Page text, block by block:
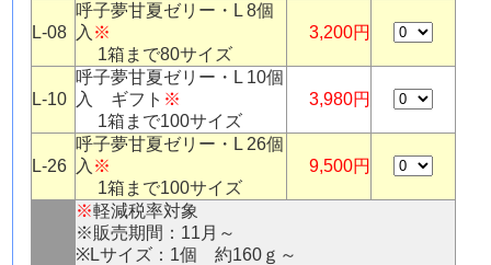
L-08
呼子夢甘夏ゼリー・L 8個
入 ※
1箱まで80サイズ
3,200円
L-10
呼子夢甘夏ゼリー・L 10個
入 ギフト ※
1箱まで100サイズ
3,980円
L-26
呼子夢甘夏ゼリー・L 26個
入 ※
1箱まで100サイズ
9,500円
※軽減税率対象
※販売期間：11月～
※Lサイズ：1個 約160ｇ～